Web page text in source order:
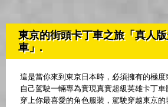
東京的街頭卡丁車之旅「真人
車」.
這是當你來到東京日本時，必須擁有的極
自己駕駛一輛專為實現真實超級英雄卡丁車
穿上你最喜愛的角色服裝，駕駛穿越東京